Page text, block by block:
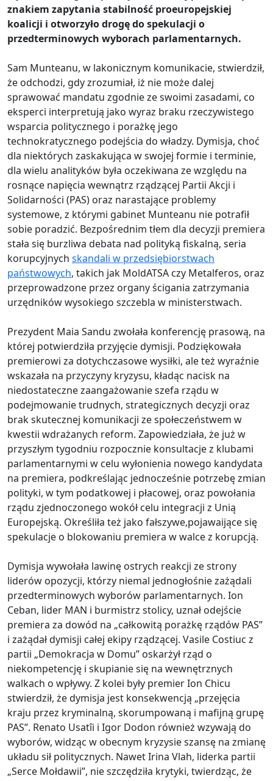
znakiem zapytania stabilność proeuropejskiej
koalicji i otworzyło drogę do spekulacji o
przedterminowych wyborach parlamentarnych.
Sam Munteanu, w lakonicznym komunikacie, stwierdził,
że odchodzi, gdy zrozumiał, iż nie może dalej
sprawować mandatu zgodnie ze swoimi zasadami, co
eksperci interpretują jako wyraz braku rzeczywistego
wsparcia politycznego i porażkę jego
technokratycznego podejścia do władzy. Dymisja, choć
dla niektórych zaskakująca w swojej formie i terminie,
dla wielu analityków była oczekiwana ze względu na
rosnące napięcia wewnątrz rządzącej Partii Akcji i
Solidarności (PAS) oraz narastające problemy
systemowe, z którymi gabinet Munteanu nie potrafił
sobie poradzić. Bezpośrednim tłem dla decyzji premiera
stała się burzliwa debata nad polityką fiskalną, seria
korupcyjnych skandali w przedsiębiorstwach
państwowych, takich jak MoldATSA czy Metalferos, oraz
przeprowadzone przez organy ścigania zatrzymania
urzędników wysokiego szczebla w ministerstwach.
Prezydent Maia Sandu zwołała konferencję prasową, na
której potwierdziła przyjęcie dymisji. Podziękowała
premierowi za dotychczasowe wysiłki, ale też wyraźnie
wskazała na przyczyny kryzysu, kładąc nacisk na
niedostateczne zaangażowanie szefa rządu w
podejmowanie trudnych, strategicznych decyzji oraz
brak skutecznej komunikacji ze społeczeństwem w
kwestii wdrażanych reform. Zapowiedziała, że już w
przyszłym tygodniu rozpocznie konsultacje z klubami
parlamentarnymi w celu wyłonienia nowego kandydata
na premiera, podkreślając jednocześnie potrzebę zmian
polityki, w tym podatkowej i płacowej, oraz powołania
rządu zjednoczonego wokół celu integracji z Unią
Europejską. Określiła też jako fałszywe,pojawaijące się
spekulacje o blokowaniu premiera w walce z korupcją.
Dymisja wywołała lawinę ostrych reakcji ze strony
liderów opozycji, którzy niemal jednogłośnie zażądali
przedterminowych wyborów parlamentarnych. Ion
Ceban, lider MAN i burmistrz stolicy, uznał odejście
premiera za dowód na „całkowitą porażkę rządów PAS”
i zażądał dymisji całej ekipy rządzącej. Vasile Costiuc z
partii „Demokracja w Domu” oskarżył rząd o
niekompetencję i skupianie się na wewnętrznych
walkach o wpływy. Z kolei były premier Ion Chicu
stwierdził, że dymisja jest konsekwencją „przejęcia
kraju przez kryminalną, skorumpowaną i mafijną grupę
PAS”. Renato Usatîi i Igor Dodon również wzywają do
wyborów, widząc w obecnym kryzysie szansę na zmianę
układu sił politycznych. Nawet Irina Vlah, liderka partii
„Serce Mołdawii”, nie szczędziła krytyki, twierdząc, że